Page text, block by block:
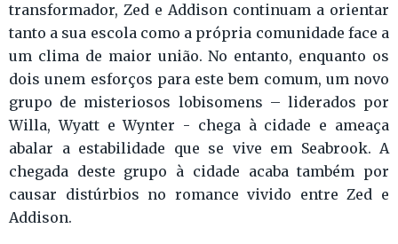
transformador, Zed e Addison continuam a orientar
tanto a sua escola como a própria comunidade face a
um clima de maior união. No entanto, enquanto os
dois unem esforços para este bem comum, um novo
grupo de misteriosos lobisomens – liderados por
Willa, Wyatt e Wynter - chega à cidade e ameaça
abalar a estabilidade que se vive em Seabrook. A
chegada deste grupo à cidade acaba também por
causar distúrbios no romance vivido entre Zed e
Addison.